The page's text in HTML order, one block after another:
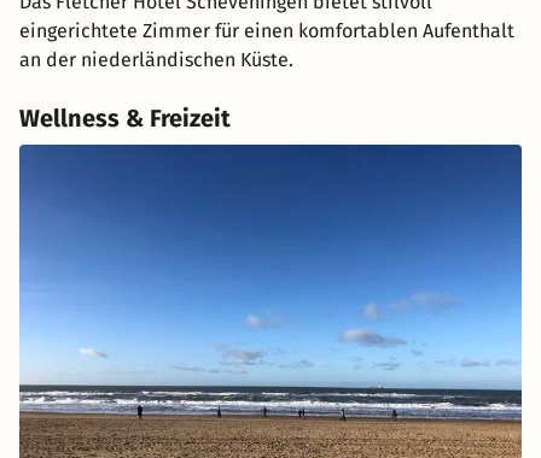
eingerichtete Zimmer für einen komfortablen Aufenthalt
an der niederländischen Küste.
Wellness & Freizeit